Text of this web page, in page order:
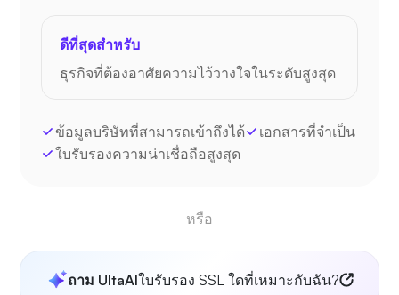
ดีที่สุดสำหรับ
ธุรกิจที่ต้องอาศัยความไว้วางใจในระดับสูงสุด
ข้อมูลบริษัทที่สามารถเข้าถึงได้
เอกสารที่จำเป็น
ใบรับรองความน่าเชื่อถือสูงสุด
หรือ
ถาม UltaAIใบรับรอง SSL ใดที่เหมาะกับฉัน?